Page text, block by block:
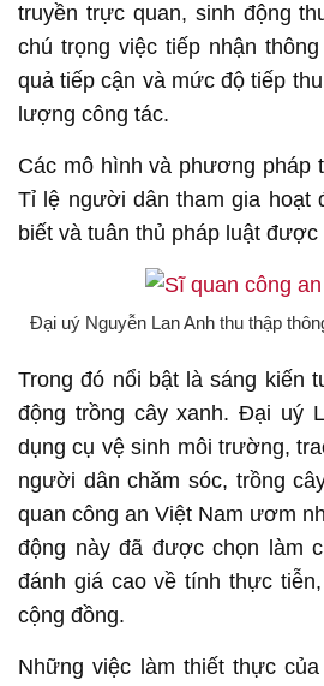
truyền trực quan, sinh động
chú trọng việc tiếp nhận
quả tiếp cận và mức độ tiếp
lượng công tác.
Các mô hình và phương pháp
Tỉ lệ người dân tham gia hoạt
biết và tuân thủ pháp luật được
Đại uý Nguyễn Lan Anh thu thập
Trong đó nổi bật là sáng kiến
động trồng cây xanh. Đại uý
dụng cụ vệ sinh môi trường,
người dân chăm sóc, trồng
quan công an Việt Nam ươm
động này đã được chọn làm
đánh giá cao về tính thực
cộng đồng.
Những việc làm thiết thực